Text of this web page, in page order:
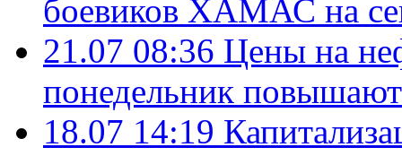
боевиков ХАМАС на
21.07 08:36 Цены на
понедельник
18.07 14:19